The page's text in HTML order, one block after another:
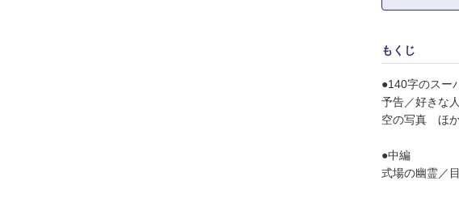
もくじ
●140字のスー
予告／好きな
空の写真 ほ
●中編
式場の幽霊／